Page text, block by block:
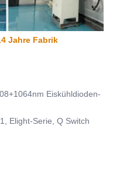
Jahre Fabrik
Eiskühldioden-
Elight-Serie, Q Switch